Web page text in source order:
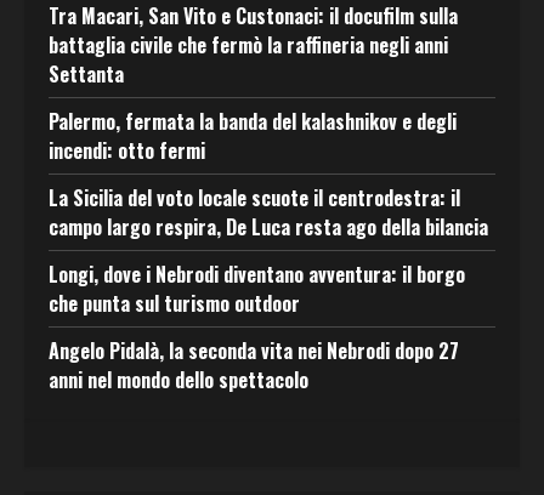
Tra Macari, San Vito e Custonaci: il docufilm sulla
battaglia civile che fermò la raffineria negli anni
Settanta
Palermo, fermata la banda del kalashnikov e degli
incendi: otto fermi
La Sicilia del voto locale scuote il centrodestra: il
campo largo respira, De Luca resta ago della bilancia
Longi, dove i Nebrodi diventano avventura: il borgo
che punta sul turismo outdoor
Angelo Pidalà, la seconda vita nei Nebrodi dopo 27
anni nel mondo dello spettacolo